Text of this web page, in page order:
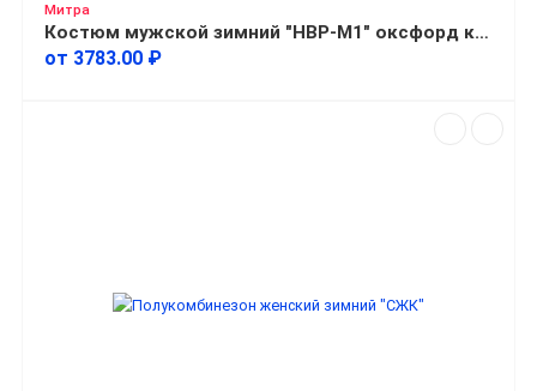
Митра
Костюм мужской зимний "НВР-М1" оксфорд куртка + полукомбинезон
от 3783.00 ₽